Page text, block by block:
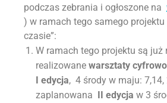
podczas zebrania i ogłoszone na
) w ramach tego samego projektu
czasie”:
W ramach tego projektu są już
realizowane warsztaty
I edycja, 4 środy w maju: 7,14,
zaplanowana II edycja w 3